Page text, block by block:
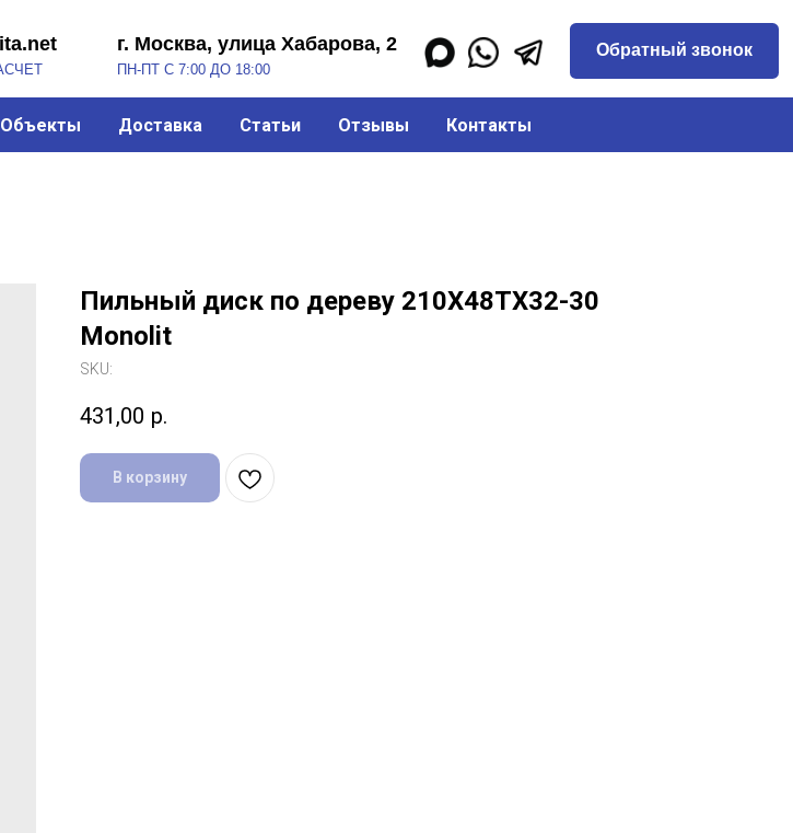
г. Москва, улица Хабарова, 2 Обратный звонок
ПН-ПТ С 7:00 ДО 18:00
Объекты Доставка Статьи Отзывы Контакты
Пильный диск по дереву 210Х48ТХ32-30
Monolit
SKU:
431,00 р.
В корзину